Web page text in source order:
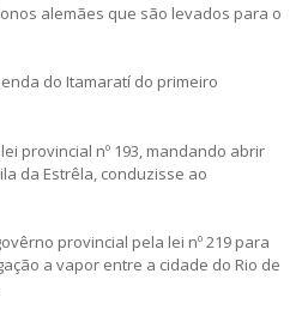
alemães que são levados para o
do Itamaratí do primeiro
provincial nº 193, mandando abrir
da Estrêla, conduzisse ao
provincial pela lei nº 219 para
a vapor entre a cidade do Rio de